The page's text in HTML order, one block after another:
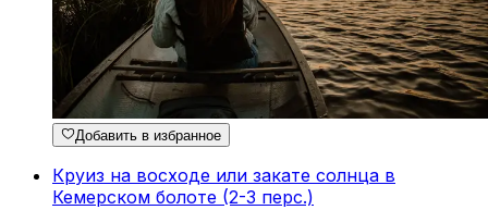
Добавить в избранное
Круиз на восходе или закате солнца в
Кемерском болоте (2-3 перс.)